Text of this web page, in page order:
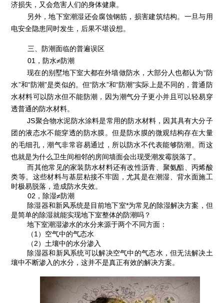
济损失，又会危害人们的身体健康。
另外，地下室潮湿还会腐蚀钢筋，损害建筑结构。一旦与用
电安全隐患同时发生，后果不堪设想。
三、防潮面临的普遍误区
01，防水≠防潮
现在的别墅地下室大都在外墙做防水，大部分人也都认为“防
水”和“防潮”是类似的。但“防水”和“防潮”实际上是不同的，普通防
水材料可以防水但不能防潮，因为潮气分子更小并且可以轻易穿
透普通的防水材料。
JS聚合物水泥防水涂料是常用的防水材料，因其具有大分子
团的液态水不能穿透的防水膜。但是防水膜的微观结构存在大量
的毛细孔，潮气非常容易通过，所以防水不代表能够防潮。而这
也就是为什么卫生间相邻的房间墙面会出现受潮发霉脱落了。
而其他常见的家装防水材料还有改性沥青、聚氨酯、丙烯酸
类等。这些材料与基层粘接不牢固，尤其是在潮湿、背水面施工
时极易脱落，造成防水失效。
02，除湿≠防潮
除湿器和新风系统是目前地下室*为常见的除湿解决方案，但
是简单的除湿就能实现地下室整体的防潮吗？
地下室潮湿渗水的水分来源于两个不同方面：
（1）空气中的气态水
（2）土壤中的水分渗入
除湿器和新风系统可以解决空气中的气态水，但无法解决土
壤中不断渗入的水分，这并不是真正有效的解决方案。